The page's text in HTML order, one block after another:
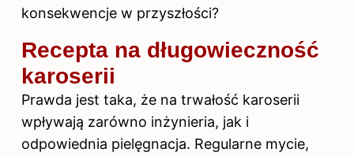
konsekwencje w przyszłości?
Recepta na długowieczność
karoserii
Prawda jest taka, że na trwałość karoserii
wpływają zarówno inżynieria, jak i
odpowiednia pielęgnacja. Regularne mycie,